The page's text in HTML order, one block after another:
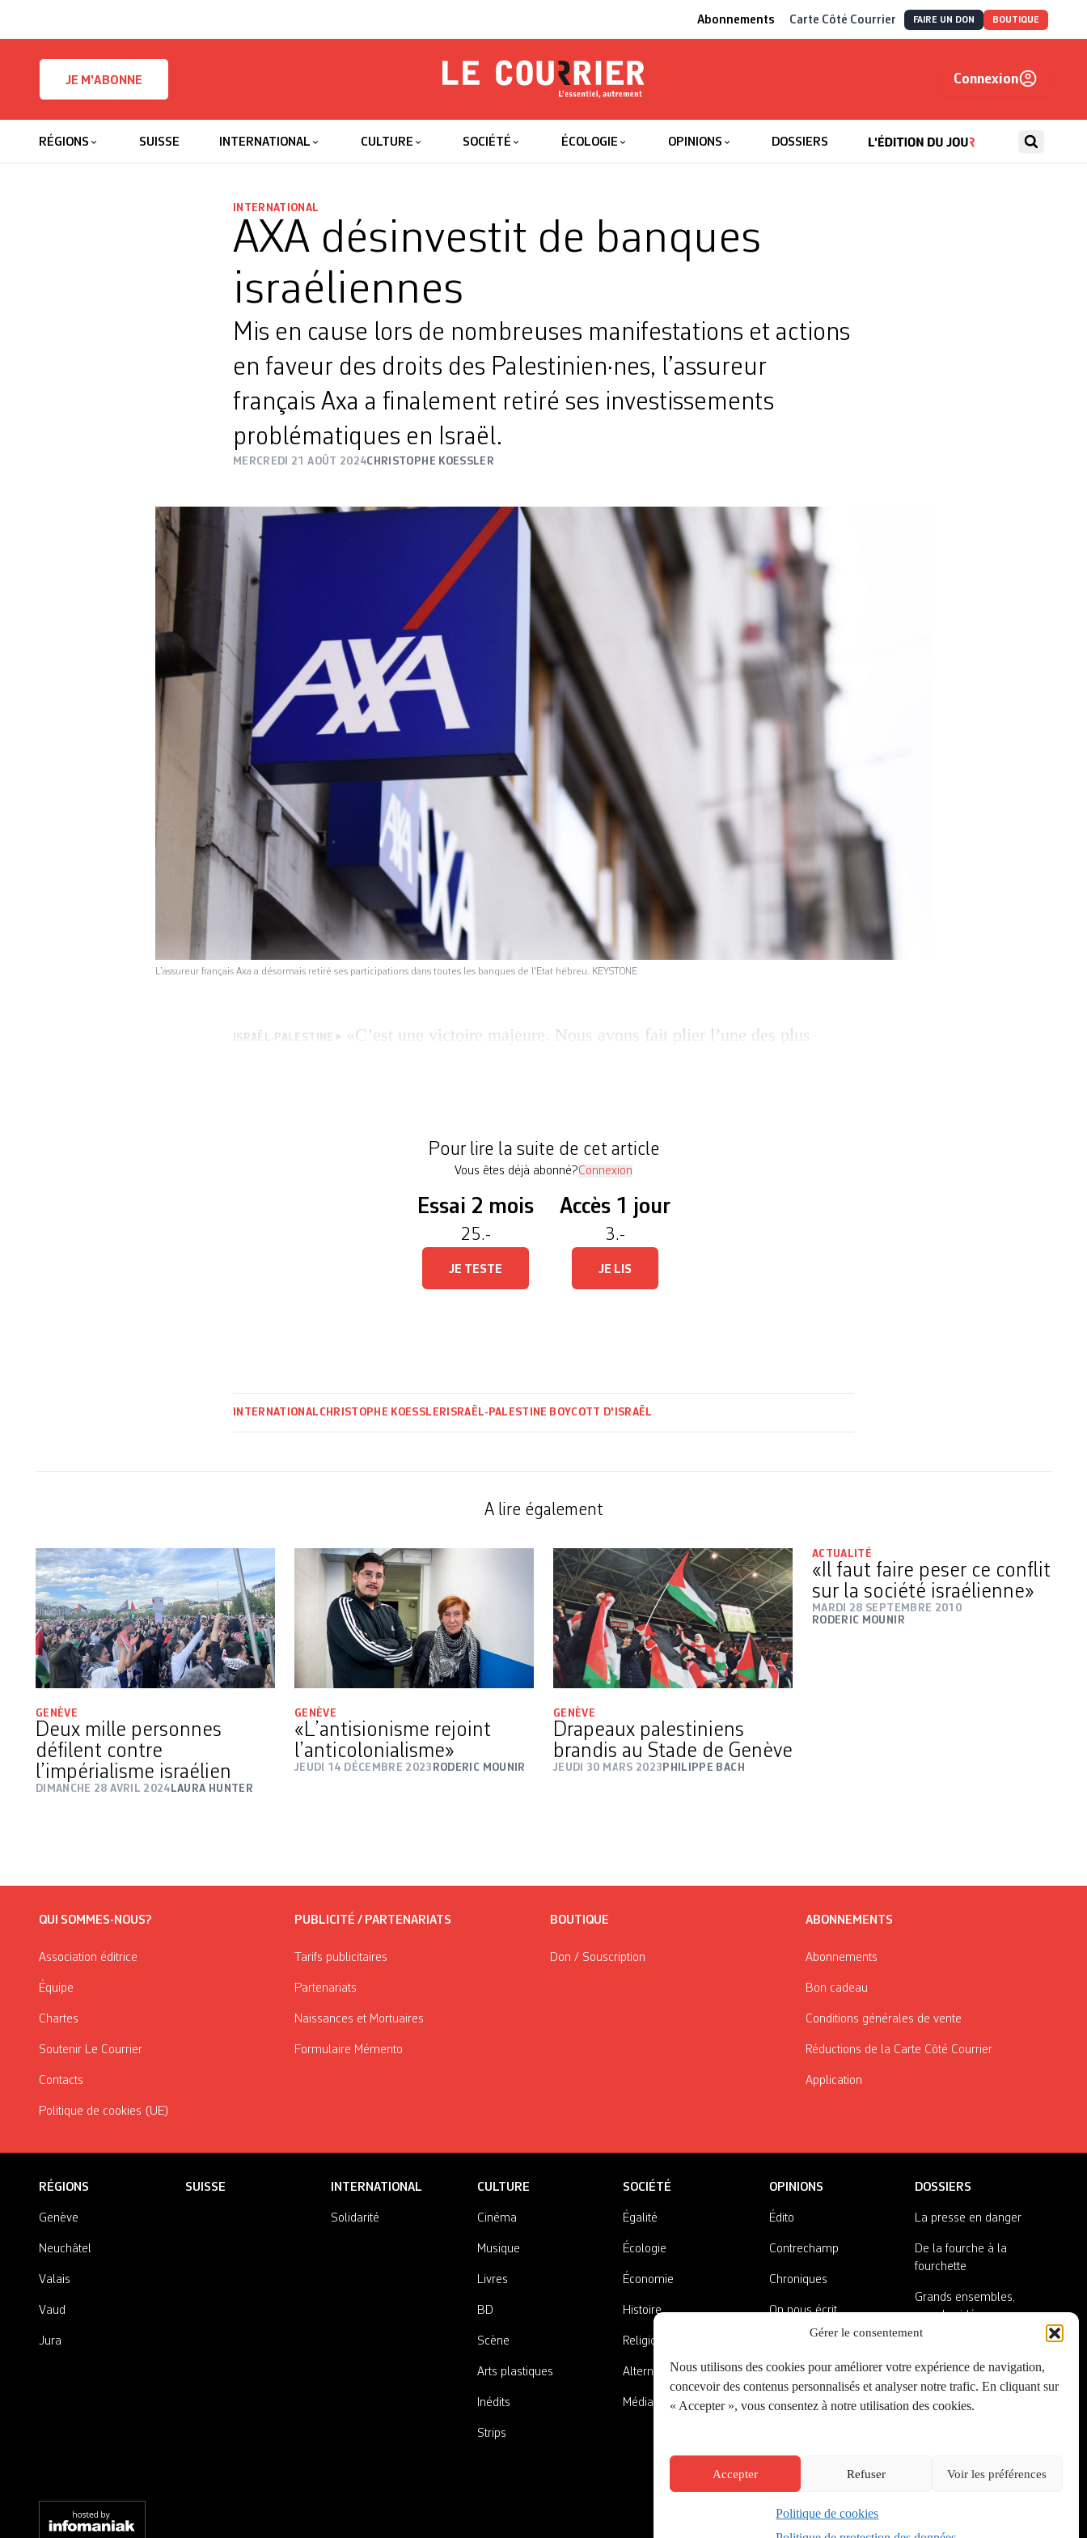
Gérer le consentement
Nous utilisons des cookies pour améliorer votre expérience de navigation,
concevoir des contenus personnalisés et analyser notre trafic. En cliquant sur
« Accepter », vous consentez à notre utilisation des cookies.
Accepter Refuser Voir les préférences
Politique de cookies
Abonnements Carte Côté Courrier FAIRE UN DON BOUTIQUE
JE M'ABONNE
Le Courrier
Connexion
RÉGIONS SUISSE INTERNATIONAL CULTURE SOCIÉTÉ ÉCOLOGIE OPINIONS DOSSIERS
INTERNATIONAL
AXA désinvestit de banques
israéliennes
Mis en cause lors de nombreuses manifestations et actions
en faveur des droits des Palestinien·nes, l’assureur
français Axa a finalement retiré ses investissements
problématiques en Israël.
MERCREDI 21 AOÛT 2024CHRISTOPHE KOESSLER
L’assureur français Axa a désormais retiré ses participations dans toutes les banques de l'Etat hébreu. KEYSTONE
ISRAËL-PALESTINE
«C’est une victoire majeure. Nous avons fait plier l’une des plus
Pour lire la suite de cet article
Vous êtes déjà abonné?Connexion
Essai 2 mois
25.-
JE TESTE
Accès 1 jour
3.-
JE LIS
INTERNATIONAL CHRISTOPHE KOESSLER ISRAËL-PALESTINE BOYCOTT D'ISRAËL
A lire également
GENÈVE
Deux mille personnes
défilent contre
l’impérialisme israélien
DIMANCHE 28 AVRIL 2024 LAURA HUNTER
GENÈVE
«L’antisionisme rejoint
l’anticolonialisme»
JEUDI 14 DÉCEMBRE 2023 RODERIC MOUNIR
GENÈVE
Drapeaux palestiniens
brandis au Stade de Genève
JEUDI 30 MARS 2023 PHILIPPE BACH
ACTUALITÉ
«Il faut faire peser ce conflit
sur la société israélienne»
MARDI 28 SEPTEMBRE 2010
RODERIC MOUNIR
QUI SOMMES-NOUS?
Association éditrice
Équipe
Chartes
Soutenir Le Courrier
Contacts
Politique de cookies (UE)
PUBLICITÉ / PARTENARIATS
Tarifs publicitaires
Partenariats
Naissances et Mortuaires
Formulaire Mémento
BOUTIQUE
Don / Souscription
ABONNEMENTS
Abonnements
Bon cadeau
Conditions générales de vente
Réductions de la Carte Côté Courrier
Application
RÉGIONS
Genève
Neuchâtel
Valais
Vaud
Jura
SUISSE INTERNATIONAL
Solidarité
CULTURE
Cinéma
Musique
Livres
BD
Scène
Arts plastiques
Inédits
Strips
SOCIÉTÉ
Égalité
Écologie
Économie
Histoire
Religions
Alternatives
Médias
OPINIONS
Édito
Contrechamp
Chroniques
On nous écrit
A côté de la plaque
DOSSIERS
La presse en danger
De la fourche à la
fourchette
Grands ensembles,
grandes idées
Créé par